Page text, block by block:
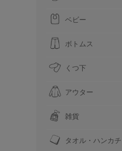
ベビー
ボトムス
くつ下
アウター
雑貨
タオル・ハンカチ